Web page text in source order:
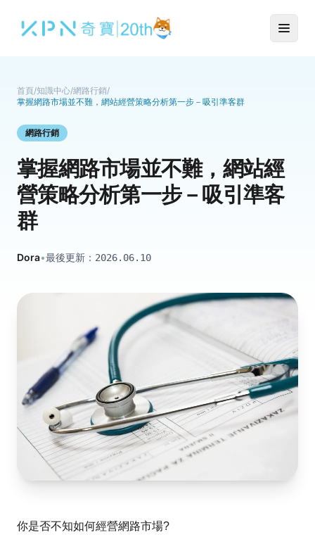
首頁/知識中心/網路行銷/
掌握網路市場並不難，網站經營策略分析第一步－吸引準客群
網路行銷
掌握網路市場並不難，網站經
營策略分析第一步－吸引準客
群
Dora•最後更新： 2026.06.10
你是否不知如何經營網路市場?